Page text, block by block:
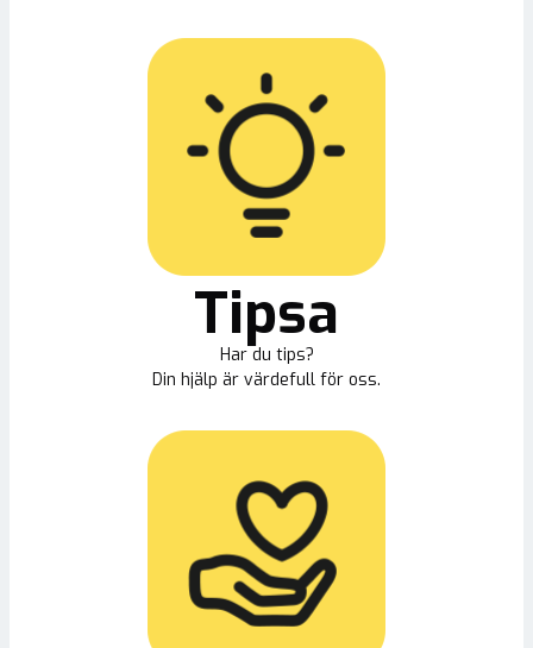
Tipsa
Har du tips?
Din hjälp är värdefull för oss.